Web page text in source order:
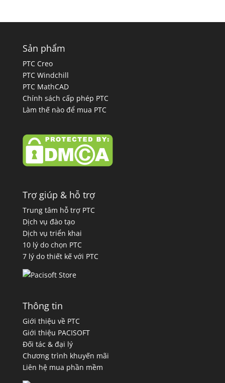
Sản phẩm
PTC Creo
PTC Windchill
PTC MathCAD
Chính sách cấp phép PTC
Làm thế nào để mua PTC
Trợ giúp & hỗ trợ
Trung tâm hỗ trợ PTC
Dịch vụ đào tạo
Dịch vụ triển khai
10 lý do chọn PTC
7 lý do thiết kế với PTC
Thông tin
Giới thiệu về PTC
Giới thiệu PACISOFT
Đối tác & đại lý
Chương trình khuyến mãi
Liên hệ mua phần mềm